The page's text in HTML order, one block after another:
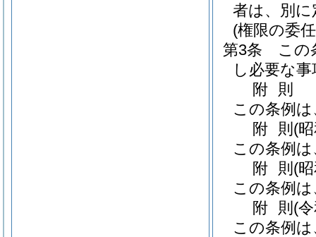
者は、別
(権限の委
第3条
この
し必要な
附 則
この条例
附 則 (
この条例
附 則 (
この条例
附 則 (
この条例